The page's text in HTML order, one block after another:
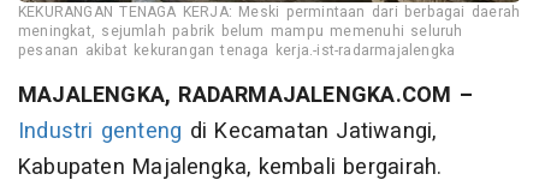
KEKURANGAN TENAGA KERJA: Meski permintaan dari berbagai daerah
meningkat, sejumlah pabrik belum mampu memenuhi seluruh
pesanan akibat kekurangan tenaga kerja.-ist-radarmajalengka
MAJALENGKA, RADARMAJALENGKA.COM –
Industri genteng di Kecamatan Jatiwangi,
Kabupaten Majalengka, kembali bergairah.